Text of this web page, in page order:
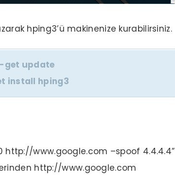
hping3’ü makinenize kurabilirsiniz.
get update
install hping3
http://www.google.com –spoof 4.4.4.4”
http://www.google.com